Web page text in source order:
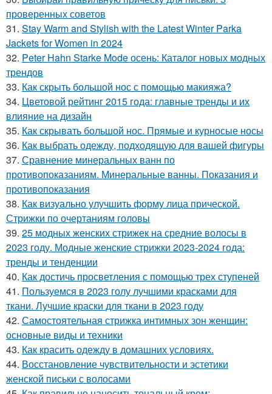
проверенных советов
31. Stay Warm and Stylish with the Latest Winter Parka
Jackets for Women in 2024
32. Peter Hahn Starke Mode осень: Каталог новых модных
трендов
33. Как скрыть большой нос с помощью макияжа?
34. Цветовой рейтинг 2015 года: главные тренды и их
влияние на дизайн
35. Как скрывать большой нос. Прямые и курносые носы
36. Как выбрать одежду, подходящую для вашей фигуры
37. Сравнение минеральных ванн по
противопоказаниям. Минеральные ванны. Показания и
противопоказания
38. Как визуально улучшить форму лица прической.
Стрижки по очертаниям головы
39. 25 модных женских стрижек на средние волосы в
2023 году. Модные женские стрижки 2023-2024 года:
тренды и тенденции
40. Как достичь просветления с помощью трех ступеней
41. Пользуемся в 2023 голу лучшими красками для
ткани. Лучшие краски для ткани в 2023 году
42. Самостоятельная стрижка интимных зон женщин:
основные виды и техники
43. Как красить одежду в домашних условиях.
44. Восстановление чувствительности и эстетики
женской письки с волосами